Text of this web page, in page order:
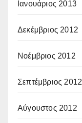
Ιανουάριος 2013
Δεκέμβριος 2012
Νοέμβριος 2012
Σεπτέμβριος 2012
Αύγουστος 2012